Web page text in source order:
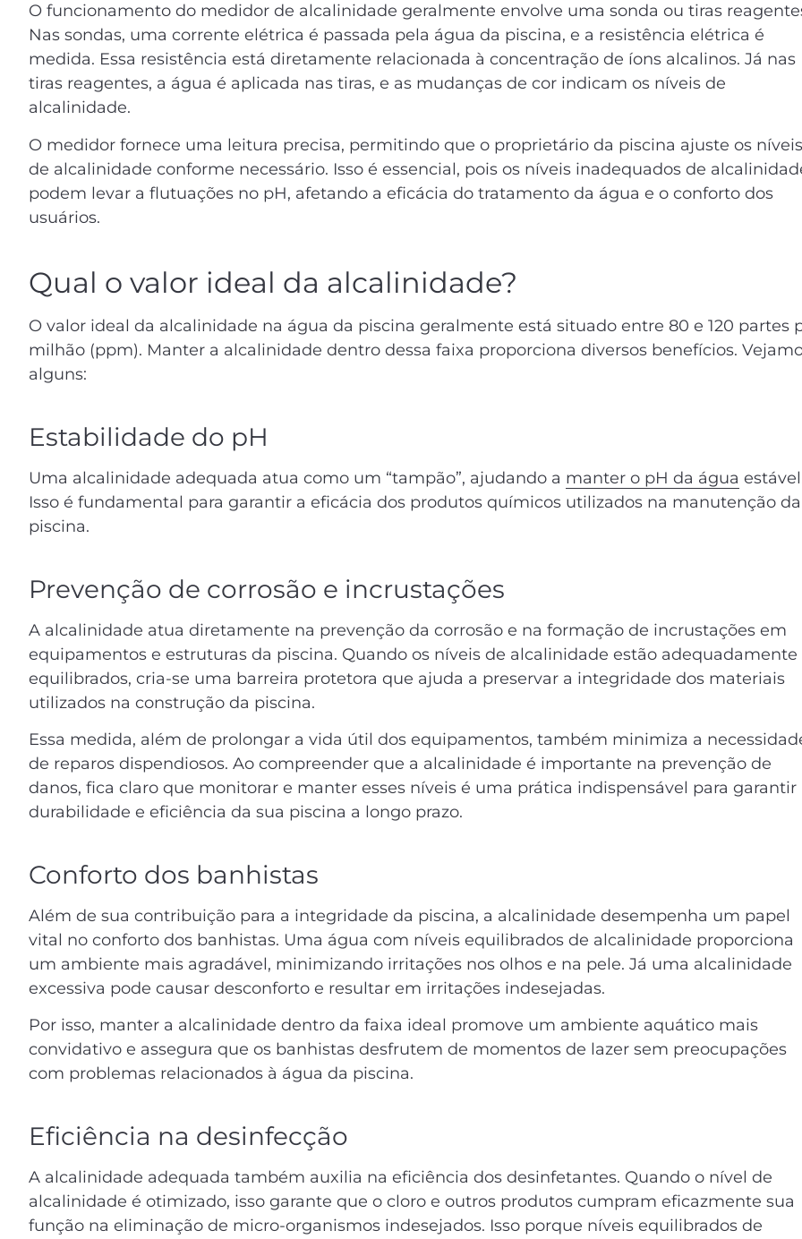
O funcionamento do medidor de alcalinidade geralmente envolve uma sonda ou tiras
Nas sondas, uma corrente elétrica é passada pela água da piscina, e a resistência elétrica é
medida. Essa resistência está diretamente relacionada à concentração de íons alcalinos. Já nas
tiras reagentes, a água é aplicada nas tiras, e as mudanças de cor indicam os níveis de
alcalinidade.
O medidor fornece uma leitura precisa, permitindo que o proprietário da piscina ajuste os níveis
de alcalinidade conforme necessário. Isso é essencial, pois os níveis inadequados de
podem levar a flutuações no pH, afetando a eficácia do tratamento da água e o conforto dos
usuários.
Qual o valor ideal da alcalinidade?
O valor ideal da alcalinidade na água da piscina geralmente está situado entre 80 e 120 partes
milhão (ppm). Manter a alcalinidade dentro dessa faixa proporciona diversos benefícios.
alguns:
Estabilidade do pH
Uma alcalinidade adequada atua como um “tampão”, ajudando a manter o pH da água
Isso é fundamental para garantir a eficácia dos produtos químicos utilizados na manutenção da
piscina.
Prevenção de corrosão e incrustações
A alcalinidade atua diretamente na prevenção da corrosão e na formação de incrustações em
equipamentos e estruturas da piscina. Quando os níveis de alcalinidade estão adequadamente
equilibrados, cria-se uma barreira protetora que ajuda a preservar a integridade dos materiais
utilizados na construção da piscina.
Essa medida, além de prolongar a vida útil dos equipamentos, também minimiza a
de reparos dispendiosos. Ao compreender que a alcalinidade é importante na prevenção de
danos, fica claro que monitorar e manter esses níveis é uma prática indispensável para garantir
durabilidade e eficiência da sua piscina a longo prazo.
Conforto dos banhistas
Além de sua contribuição para a integridade da piscina, a alcalinidade desempenha um papel
vital no conforto dos banhistas. Uma água com níveis equilibrados de alcalinidade proporciona
um ambiente mais agradável, minimizando irritações nos olhos e na pele. Já uma alcalinidade
excessiva pode causar desconforto e resultar em irritações indesejadas.
Por isso, manter a alcalinidade dentro da faixa ideal promove um ambiente aquático mais
convidativo e assegura que os banhistas desfrutem de momentos de lazer sem preocupações
com problemas relacionados à água da piscina.
Eficiência na desinfecção
A alcalinidade adequada também auxilia na eficiência dos desinfetantes. Quando o nível de
alcalinidade é otimizado, isso garante que o cloro e outros produtos cumpram eficazmente sua
função na eliminação de micro-organismos indesejados. Isso porque níveis equilibrados de